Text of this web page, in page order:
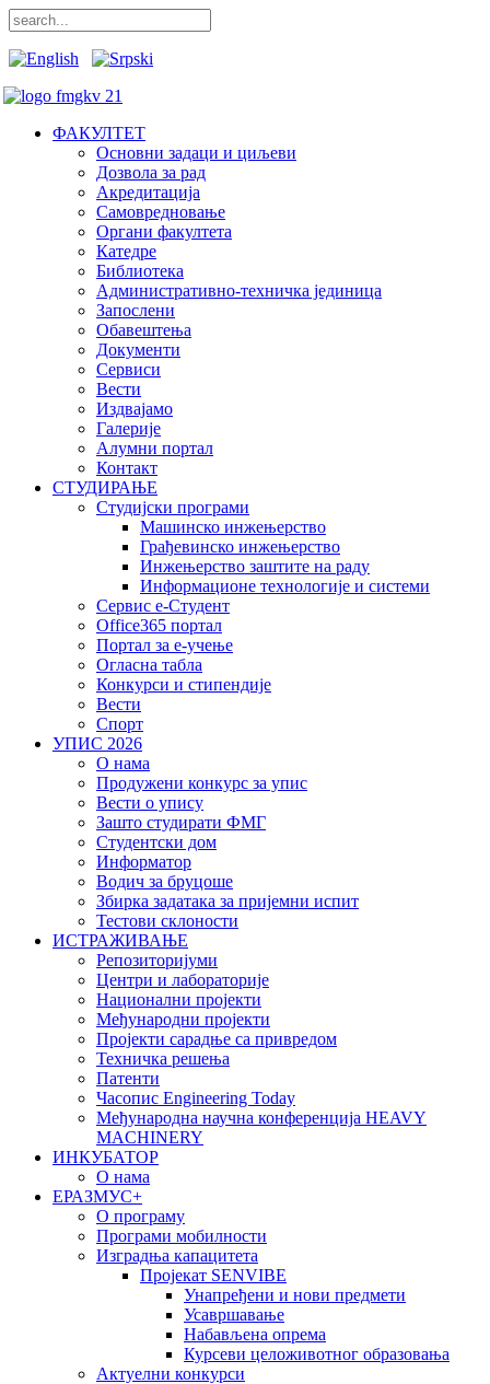
ФАКУЛТЕТ
Основни задаци и циљеви
Дозвола за рад
Акредитација
Самовредновање
Органи факултета
Катедре
Библиотека
Административно-техничка јединица
Запослени
Обавештења
Документи
Сервиси
Вести
Издвајамо
Галерије
Алумни портал
Контакт
СТУДИРАЊЕ
Студијски програми
Машинско инжењерство
Грађевинско инжењерство
Инжењерство заштите на раду
Информационе технологије и системи
Сервис е-Студент
Office365 портал
Портал за е-учење
Огласна табла
Конкурси и стипендије
Вести
Спорт
УПИС 2026
О нама
Продужени конкурс за упис
Вести о упису
Зашто студирати ФМГ
Студентски дом
Информатор
Водич за бруцоше
Збиркa задатака за пријемни испит
Тестови склоности
ИСТРАЖИВАЊЕ
Репозиторијуми
Центри и лабораторије
Национални пројекти
Међународни пројекти
Пројекти сарадње са привредом
Техничка решења
Патенти
Часопис Engineering Today
Међународна научна конференција HEAVY
MACHINERY
ИНКУБАТОР
О нама
EРАЗМУС+
О програму
Програми мобилности
Изградња капацитета
Пројекат SENVIBE
Унапређени и нови предмети
Усавршавање
Набављена опрема
Курсеви целоживотног образовања
Актуелни конкурси